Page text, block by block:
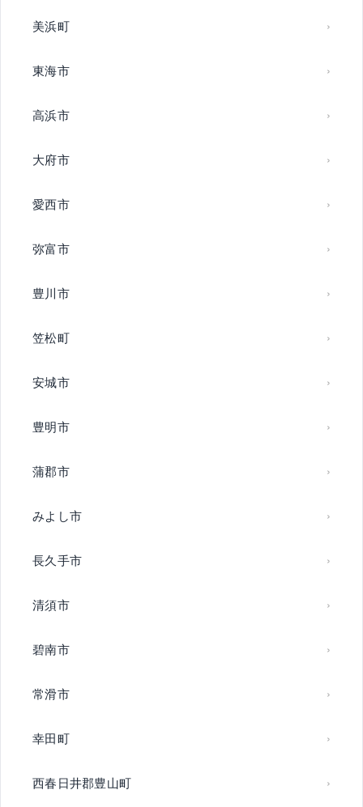
美浜町
東海市
高浜市
大府市
愛西市
弥富市
豊川市
笠松町
安城市
豊明市
蒲郡市
みよし市
長久手市
清須市
碧南市
常滑市
幸田町
西春日井郡豊山町